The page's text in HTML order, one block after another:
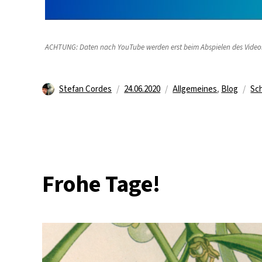
ACHTUNG: Daten nach YouTube werden erst beim Abspielen des
Autor
Stefan Cordes
Veröffentlicht
24.06.2020 Kategorien
Allgemeines, Blog
Frohe Tage!